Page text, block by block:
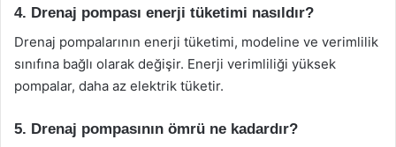
4. Drenaj pompası enerji tüketimi nasıldır?
Drenaj pompalarının enerji tüketimi, modeline ve verimlilik
sınıfına bağlı olarak değişir. Enerji verimliliği yüksek
pompalar, daha az elektrik tüketir.
5. Drenaj pompasının ömrü ne kadardır?